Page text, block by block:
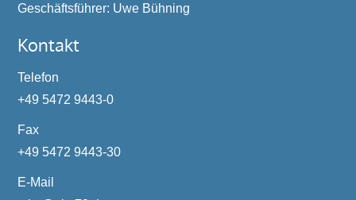
Geschäftsführer: Uwe Bühning
Kontakt
Telefon
+49 5472 9443-0
Fax
+49 5472 9443-30
E-Mail